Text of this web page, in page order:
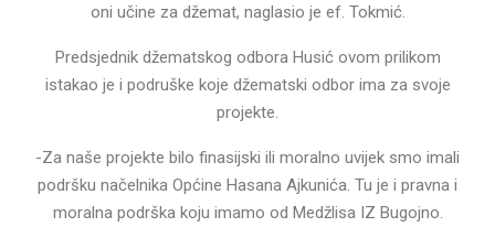
oni učine za džemat, naglasio je ef. Tokmić.
Predsjednik džematskog odbora Husić ovom prilikom
istakao je i podruške koje džematski odbor ima za svoje
projekte.
-Za naše projekte bilo finasijski ili moralno uvijek smo imali
podršku načelnika Općine Hasana Ajkunića. Tu je i pravna i
moralna podrška koju imamo od Medžlisa IZ Bugojno.